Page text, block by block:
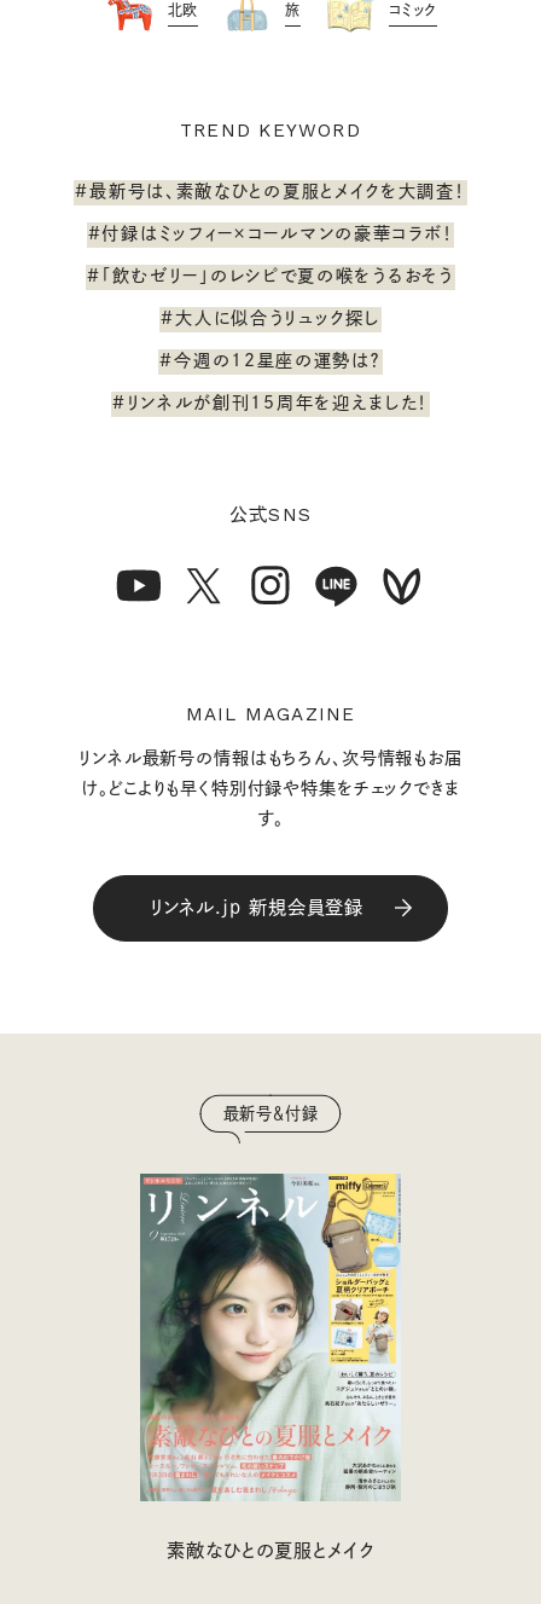
北欧 旅 コミック
TREND KEYWORD
#最新号は、素敵なひとの夏服とメイクを大調査！
#付録はミッフィー×コールマンの豪華コラボ！
#「飲むゼリー」のレシピで夏の喉をうるおそう
#大人に似合うリュック探し
#今週の12星座の運勢は？
#リンネルが創刊15周年を迎えました！
公式SNS
MAIL MAGAZINE
リンネル最新号の情報はもちろん、次号情報もお届
け。どこよりも早く特別付録や特集をチェックできま
す。
リンネル.jp 新規会員登録
最新号＆付録
素敵なひとの夏服とメイク